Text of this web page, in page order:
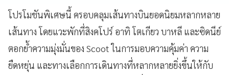
โปรโมชันพิเศษนี้ ครอบคลุมเส้นทางบินยอดนิยมหลากหลาย
เส้นทาง โดยแวะพักที่สิงคโปร์ อาทิ โตเกียว บาหลี และซิดนีย์
ตอกย้ำความมุ่งมั่นของ Scoot ในการมอบความคุ้มค่า ความ
ยืดหยุ่น และทางเลือกการเดินทางที่หลากหลายยิ่งขึ้นให้กับ